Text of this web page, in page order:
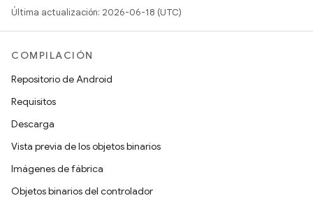
Última actualización: 2026-06-18 (UTC)
COMPILACIÓN
Repositorio de Android
Requisitos
Descarga
Vista previa de los objetos binarios
Imágenes de fábrica
Objetos binarios del controlador